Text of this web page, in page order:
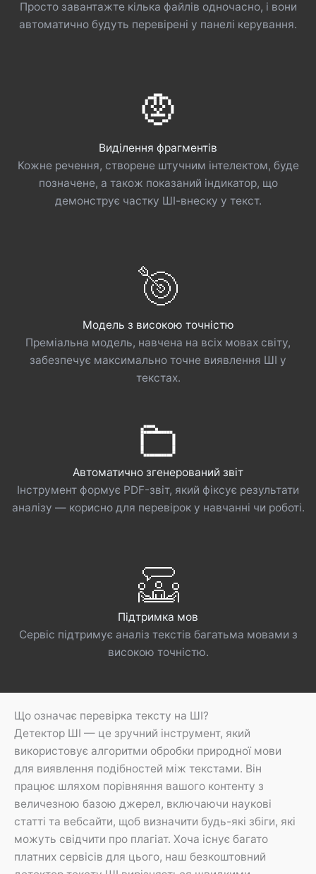
Просто завантажте кілька файлів одночасно, і вони
автоматично будуть перевірені у панелі керування.
Виділення фрагментів
Кожне речення, створене штучним інтелектом, буде
позначене, а також показаний індикатор, що
демонструє частку ШІ-внеску у текст.
Модель з високою точністю
Преміальна модель, навчена на всіх мовах світу,
забезпечує максимально точне виявлення ШІ у
текстах.
Автоматично згенерований звіт
Інструмент формує PDF-звіт, який фіксує результати
аналізу — корисно для перевірок у навчанні чи роботі.
Підтримка мов
Сервіс підтримує аналіз текстів багатьма мовами з
високою точністю.
Що означає перевірка тексту на ШІ?
Детектор ШІ — це зручний інструмент, який
використовує алгоритми обробки природної мови
для виявлення подібностей між текстами. Він
працює шляхом порівняння вашого контенту з
величезною базою джерел, включаючи наукові
статті та вебсайти, щоб визначити будь-які збіги, які
можуть свідчити про плагіат. Хоча існує багато
платних сервісів для цього, наш безкоштовний